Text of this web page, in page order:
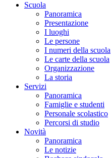
Scuola
Panoramica
Presentazione
I luoghi
Le persone
I numeri della scuola
Le carte della scuola
Organizzazione
La storia
Servizi
Panoramica
Famiglie e studenti
Personale scolastico
Percorsi di studio
Novità
Panoramica
Le notizie